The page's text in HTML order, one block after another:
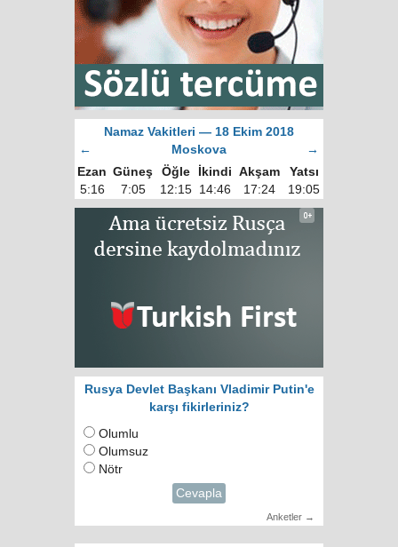
Namaz Vakitleri — 18 Ekim 2018
←
Moskova
→
Ezan Güneş Öğle İkindi Akşam
Yatsı
5:16
7:05 12:15 14:46 17:24 19:05
Rusya Devlet Başkanı Vladimir Putin'e
karşı fikirleriniz?
Olumlu
Olumsuz
Nötr
Cevapla
Anketler →